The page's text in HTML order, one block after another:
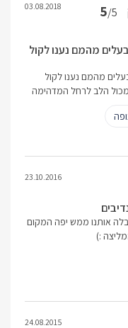
5/5
03.08.2018
מהמם נענו לקול
מהמם נענו לקול
מכול הלב לרחל המדהימה
23.10.2016
אותנו ממש יפה המקום
:)
24.08.2015